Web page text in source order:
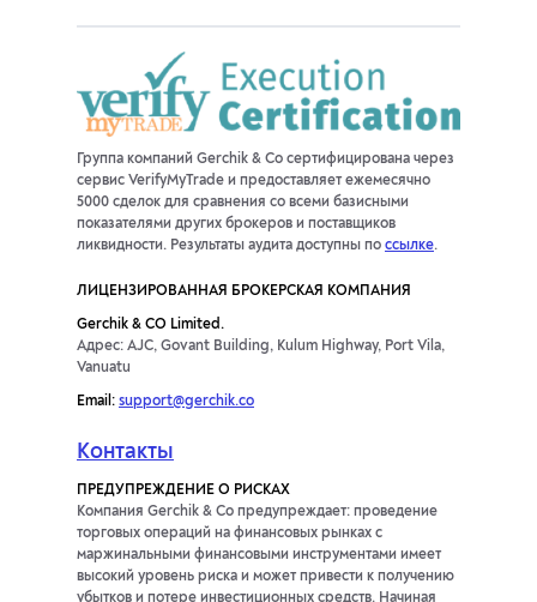
Группа компаний Gerchik & Co сертифицирована через
сервис VerifyMyTrade и предоставляет ежемесячно
5000 сделок для сравнения со всеми базисными
показателями других брокеров и поставщиков
ликвидности. Результаты аудита доступны по ссылке.
ЛИЦЕНЗИРОВАННАЯ БРОКЕРСКАЯ КОМПАНИЯ
Gerchik & CO Limited.
Адрес: AJC, Govant Building, Kulum Highway, Port Vila,
Vanuatu
Email: support@gerchik.co
Контакты
ПРЕДУПРЕЖДЕНИЕ О РИСКАХ
Компания Gerchik & Co предупреждает: проведение
торговых операций на финансовых рынках с
маржинальными финансовыми инструментами имеет
высокий уровень риска и может привести к получению
убытков и потере инвестиционных средств. Начиная